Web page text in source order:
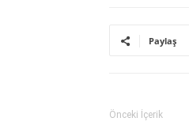
Paylaş
Önceki İçerik